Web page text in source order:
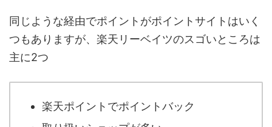
同じような経由でポイントがポイントサイトはいく
つもありますが、楽天リーベイツのスゴいところは
主に2つ
楽天ポイントでポイントバック